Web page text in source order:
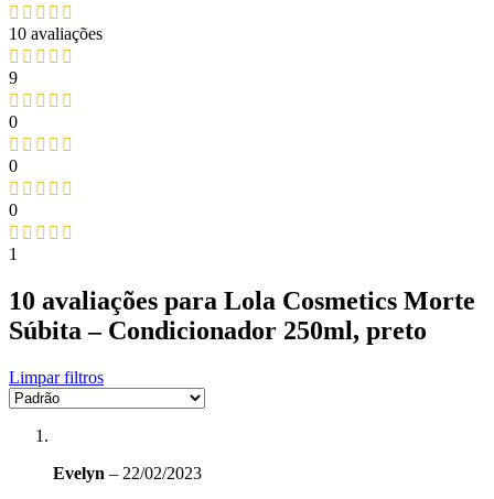
10 avaliações
9
0
0
0
1
10 avaliações para Lola Cosmetics Morte
Súbita – Condicionador 250ml, preto
Limpar filtros
Evelyn – 22/02/2023